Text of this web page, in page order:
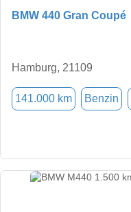
BMW 440 Gran Coupé
Hamburg, 21109
141.000 km Benzin